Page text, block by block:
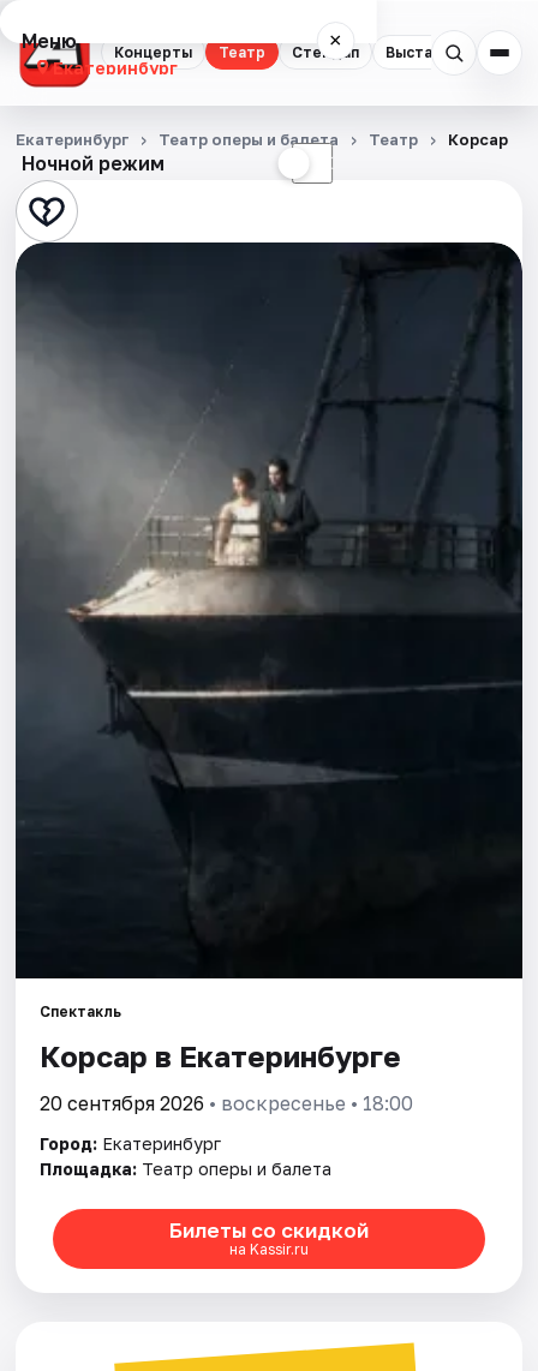
Концерты Театр Стендап Выставки
Меню ×
Екатеринбург
Концерты
Театр
Стендап
Города
Площадки
Ночной режим ☾
Екатеринбург Театр оперы и балета Театр Корсар
Спектакль
Корсар в Екатеринбурге
20 сентября 2026 • воскресенье • 18:00
Город: Екатеринбург
Площадка: Театр оперы и балета
Билеты со скидкой
на Kassir.ru